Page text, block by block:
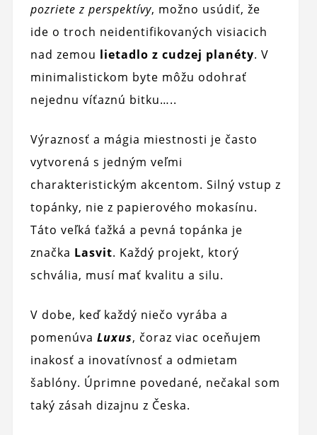
pozriete z perspektívy, možno usúdiť, že
ide o troch neidentifikovaných visiacich
nad zemou lietadlo z cudzej planéty. V
minimalistickom byte môžu odohrať
nejednu víťaznú bitku…..
Výraznosť a mágia miestnosti je často
vytvorená s jedným veľmi
charakteristickým akcentom. Silný vstup z
topánky, nie z papierového mokasínu.
Táto veľká ťažká a pevná topánka je
značka Lasvit. Každý projekt, ktorý
schvália, musí mať kvalitu a silu.
V dobe, keď každý niečo vyrába a
pomenúva Luxus, čoraz viac oceňujem
inakosť a inovatívnosť a odmietam
šablóny. Úprimne povedané, nečakal som
taký zásah dizajnu z Česka.